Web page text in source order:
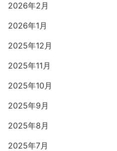
2026年2月
2026年1月
2025年12月
2025年11月
2025年10月
2025年9月
2025年8月
2025年7月